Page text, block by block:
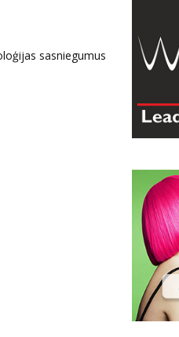
sasniegumus